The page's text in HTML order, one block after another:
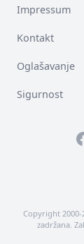
Impressum
Kontakt
Oglašavanje
Sigurnost
Copyright 2000-
zadržana.